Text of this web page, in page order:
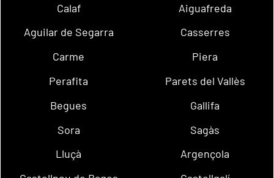
Calaf
Aiguafreda
Aguilar de Segarra
Casserres
Carme
Piera
Perafita
Parets del Vallès
Begues
Gallifa
Sora
Sagàs
Lluçà
Argençola